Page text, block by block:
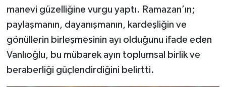
manevi güzelliğine vurgu yaptı. Ramazan’ın;
paylaşmanın, dayanışmanın, kardeşliğin ve
gönüllerin birleşmesinin ayı olduğunu ifade eden
Vanlıoğlu, bu mübarek ayın toplumsal birlik ve
beraberliği güçlendirdiğini belirtti.